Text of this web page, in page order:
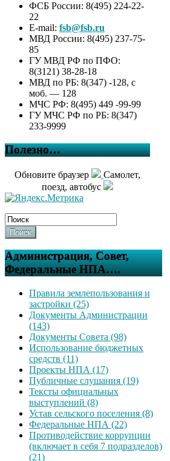
ФСБ России: 8(495) 224-22-
22
E-mail: fsb@fsb.ru
МВД России: 8(495) 237-75-
85
ГУ МВД РФ по ПФО:
8(3121) 38-28-18
МВД по РБ: 8(347) -128, с
моб. — 128
МЧС РФ: 8(495) 449 -99-99
ГУ МЧС РФ по РБ: 8(347)
233-9999
Полезно…
Обновите браузер
Самолет,
поезд, автобус
Поиск
Администрация, Совет,
Федеральные НПА….
Правила землепользования и
застройки (25)
Документы Администрации
(143)
Документы Совета (98)
Использование бюджетных
средств (11)
Проекты НПА (17)
Публичные слушания (19)
Тексты официальных
выступлений (8)
Устав сельского поселения (8)
Федеральные НПА (22)
Противодействие коррупции
(включает в себя 7 подразделов)
(21)